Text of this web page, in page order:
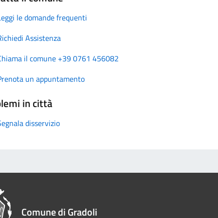
le domande frequenti
Assistenza
il comune +39 0761 456082
un appuntamento
in città
disservizio
Comune di Gradoli